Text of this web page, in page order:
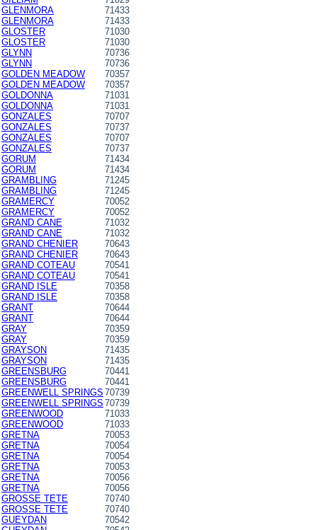
GLENMORA
71433
GLENMORA
71433
GLOSTER
71030
GLOSTER
71030
GLYNN
70736
GLYNN
70736
GOLDEN MEADOW
70357
GOLDEN MEADOW
70357
GOLDONNA
71031
GOLDONNA
71031
GONZALES
70707
GONZALES
70737
GONZALES
70707
GONZALES
70737
GORUM
71434
GORUM
71434
GRAMBLING
71245
GRAMBLING
71245
GRAMERCY
70052
GRAMERCY
70052
GRAND CANE
71032
GRAND CANE
71032
GRAND CHENIER
70643
GRAND CHENIER
70643
GRAND COTEAU
70541
GRAND COTEAU
70541
GRAND ISLE
70358
GRAND ISLE
70358
GRANT
70644
GRANT
70644
GRAY
70359
GRAY
70359
GRAYSON
71435
GRAYSON
71435
GREENSBURG
70441
GREENSBURG
70441
GREENWELL SPRINGS 70739
GREENWELL SPRINGS 70739
GREENWOOD
71033
GREENWOOD
71033
GRETNA
70053
GRETNA
70054
GRETNA
70054
GRETNA
70053
GRETNA
70056
GRETNA
70056
GROSSE TETE
70740
GROSSE TETE
70740
GUEYDAN
70542